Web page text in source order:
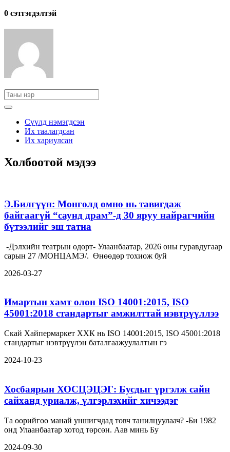
0 cэтгэгдэлтэй
Сүүлд нэмэгдсэн
Их таалагдсан
Их хариулсан
Холбоотой мэдээ
Э.Билгүүн: Монголд өмнө нь тавигдаж
байгаагүй “саунд драм”-д 30 яруу найрагчийн
бүтээлийг эш татна
-Дэлхийн театрын өдөрт- Улаанбаатар, 2026 оны гуравдугаар
сарын 27 /МОНЦАМЭ/. Өнөөдөр тохиож буй
2026-03-27
Имартын хамт олон ISO 14001:2015, ISO
45001:2018 стандартыг амжилттай нэвтрүүллээ
Скай Хайпермаркет ХХК нь ISO 14001:2015, ISO 45001:2018
стандартыг нэвтрүүлэн баталгаажуулалтын гэ
2024-10-23
Хосбаярын ХОСЦЭЦЭГ: Бусдыг үргэлж сайн
сайханд уриалж, үлгэрлэхийг хичээдэг
Та өөрийгөө манай уншигчдад товч танилцуулаач? -Би 1982
онд Улаанбаатар хотод төрсөн. Аав минь Бу
2024-09-30